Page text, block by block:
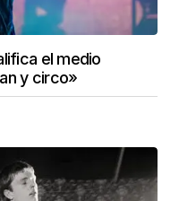
el medio
y circo»